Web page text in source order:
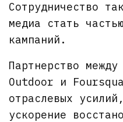
Сотрудничество
медиа стать
кампаний.
Партнерство
Outdoor и
отраслевых
ускорение